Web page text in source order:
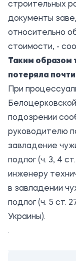
строительных
документы
относительно
стоимости, -
Таким образом
потеряла
При
подозрении
руководителю
завладение
подлог (ч. 3, 4
инженеру
в завладении
подлог (ч. 5 ст.
Украины).
.